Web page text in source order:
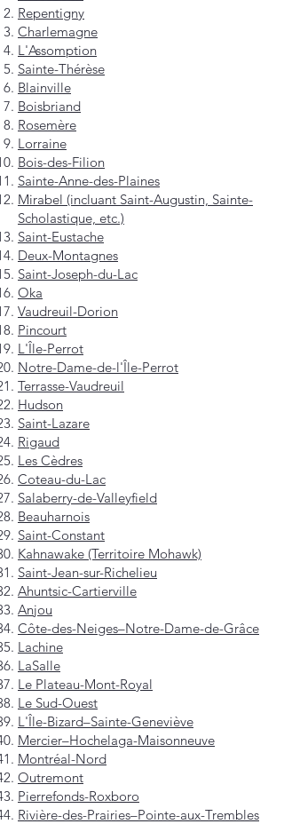
Repentigny
Charlemagne
L'Assomption
Sainte-Thérèse
Blainville
Boisbriand
Rosemère
Lorraine
Bois-des-Filion
Sainte-Anne-des-Plaines
Mirabel (incluant Saint-Augustin, Sainte-
Scholastique, etc.)
Saint-Eustache
Deux-Montagnes
Saint-Joseph-du-Lac
Oka
Vaudreuil-Dorion
Pincourt
L'Île-Perrot
Notre-Dame-de-l'Île-Perrot
Terrasse-Vaudreuil
Hudson
Saint-Lazare
Rigaud
Les Cèdres
Coteau-du-Lac
Salaberry-de-Valleyfield
Beauharnois
Saint-Constant
Kahnawake (Territoire Mohawk)
Saint-Jean-sur-Richelieu
Ahuntsic-Cartierville
Anjou
Côte-des-Neiges–Notre-Dame-de-Grâce
Lachine
LaSalle
Le Plateau-Mont-Royal
Le Sud-Ouest
L'Île-Bizard–Sainte-Geneviève
Mercier–Hochelaga-Maisonneuve
Montréal-Nord
Outremont
Pierrefonds-Roxboro
Rivière-des-Prairies–Pointe-aux-Trembles